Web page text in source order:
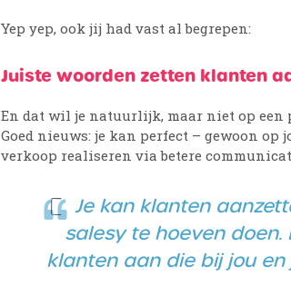
Yep yep, ook jij had vast al begrepen:
Juiste woorden zetten klanten
En dat wil je natuurlijk, maar niet op een
Goed nieuws: je kan perfect – gewoon op
verkoop realiseren via betere
Je kan klanten
salesy te hoeven doen.
klanten aan die bij jou